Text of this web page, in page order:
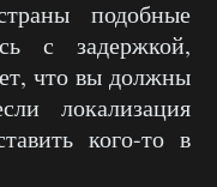
подобные
с задержкой,
что вы должны
локализация
кого-то в